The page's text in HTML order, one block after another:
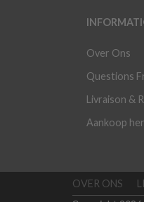
Over Ons
Questions
Livraison &
Aankoop
OVER ONS